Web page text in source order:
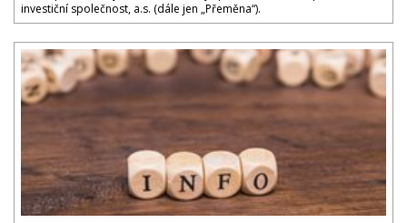
investiční společnost, a.s. (dále jen „Přeměna“).